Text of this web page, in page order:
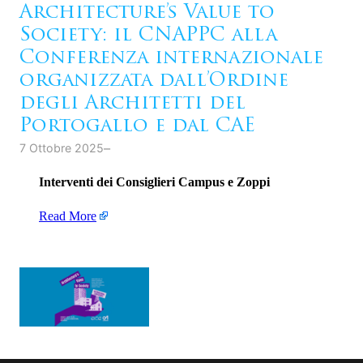
Architecture’s Value to
Society: il CNAPPC alla
Conferenza internazionale
organizzata dall’Ordine
degli Architetti del
Portogallo e dal CAE
7 Ottobre 2025–
Interventi dei Consiglieri Campus e Zoppi
Read More